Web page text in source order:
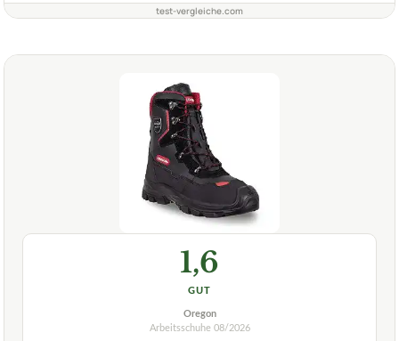
test-vergleiche.com
1,6
GUT
Oregon
Arbeitsschuhe 08/2026